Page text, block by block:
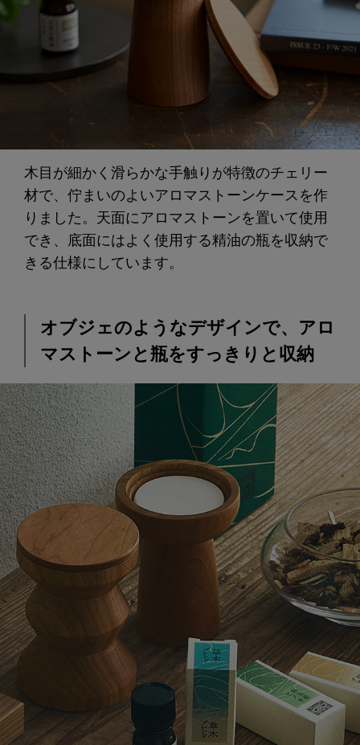
木目が細かく滑らかな手触りが特徴のチェリー
材で、佇まいのよいアロマストーンケースを作
りました。天面にアロマストーンを置いて使用
でき、底面にはよく使用する精油の瓶を収納で
きる仕様にしています。
オブジェのようなデザインで、アロ
マストーンと瓶をすっきりと収納